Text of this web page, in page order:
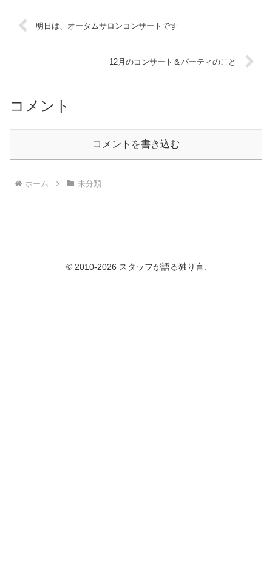
明日は、オータムサロンコンサートです
12月のコンサート＆パーティのこと
コメント
コメントを書き込む
ホーム 未分類
© 2010-2026 スタッフが語る独り言.